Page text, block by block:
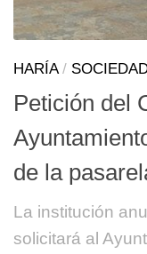
HARÍA/
Petición del
de la
La institución
solicitará al